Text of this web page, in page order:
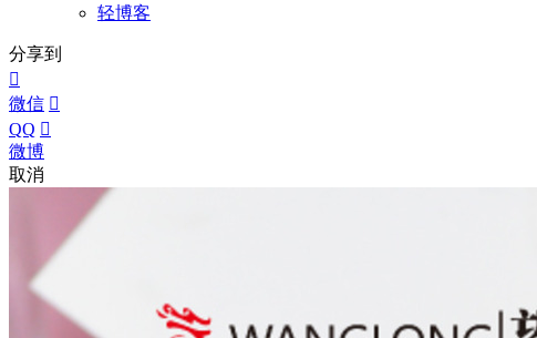
轻博客
分享到

微信 
QQ 
微博
取消